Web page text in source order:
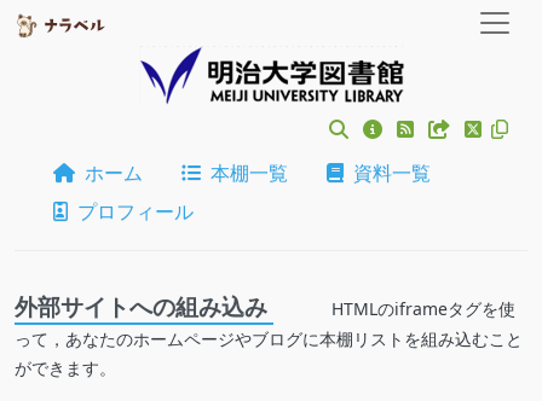
ホーム 本棚一覧
資料一覧
プロフィール
外部サイトへの組み込み
HTMLのiframeタグを使
って，あなたのホームページやブログに本棚リストを組み込むこと
ができます。